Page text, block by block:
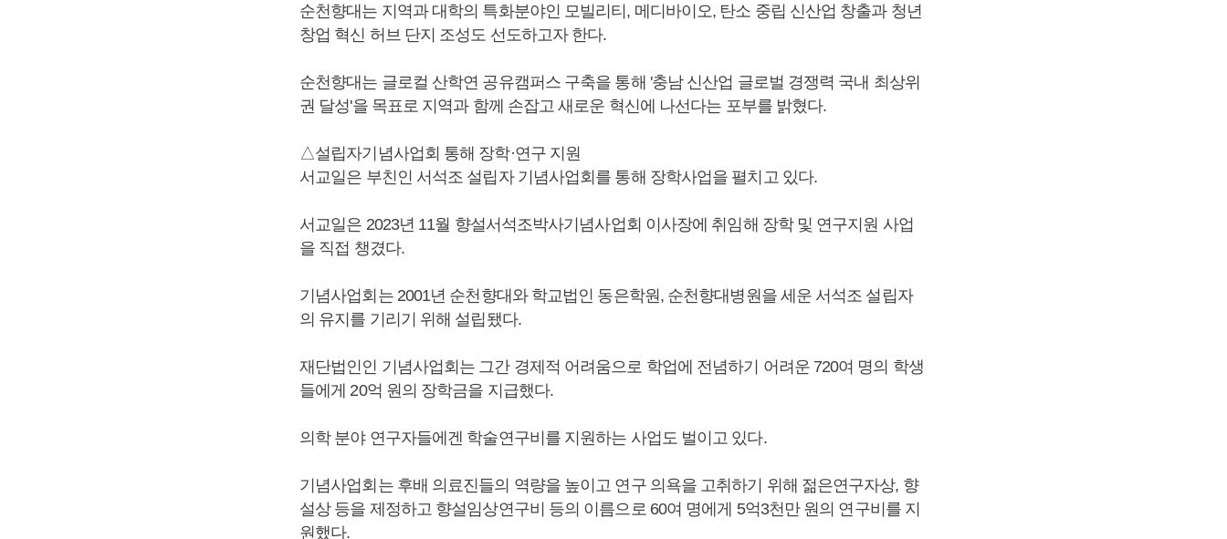
순천향대는 지역과 대학의 특화분야인 모빌리티, 메디바이오, 탄소 중립 신산업 창출과 청년
창업 혁신 허브 단지 조성도 선도하고자 한다.
순천향대는 글로컬 산학연 공유캠퍼스 구축을 통해 '충남 신산업 글로벌 경쟁력 국내 최상위
권 달성'을 목표로 지역과 함께 손잡고 새로운 혁신에 나선다는 포부를 밝혔다.
△설립자기념사업회 통해 장학·연구 지원
서교일은 부친인 서석조 설립자 기념사업회를 통해 장학사업을 펼치고 있다.
서교일은 2023년 11월 향설서석조박사기념사업회 이사장에 취임해 장학 및 연구지원 사업
을 직접 챙겼다.
기념사업회는 2001년 순천향대와 학교법인 동은학원, 순천향대병원을 세운 서석조 설립자
의 유지를 기리기 위해 설립됐다.
재단법인인 기념사업회는 그간 경제적 어려움으로 학업에 전념하기 어려운 720여 명의 학생
들에게 20억 원의 장학금을 지급했다.
의학 분야 연구자들에겐 학술연구비를 지원하는 사업도 벌이고 있다.
기념사업회는 후배 의료진들의 역량을 높이고 연구 의욕을 고취하기 위해 젊은연구자상, 향
설상 등을 제정하고 향설임상연구비 등의 이름으로 60여 명에게 5억3천만 원의 연구비를 지
원했다.